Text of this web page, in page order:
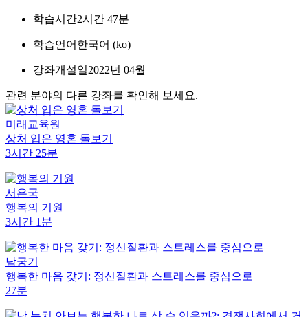
학습시간2시간 47분
학습언어 한국어 ‎(ko)‎
강좌개설일2022년 04월
관련 분야의 다른 강좌를 확인해 보세요.
미래교육원
상처 입은 영혼 돌보기
3시간 25분
서은국
행복의 기원
3시간 1분
남궁기
행복한 마음 갖기: 정신질환과 스트레스를 중심으로
27분